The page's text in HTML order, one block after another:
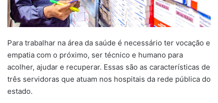
Para trabalhar na área da saúde é necessário ter vocação e
empatia com o próximo, ser técnico e humano para
acolher, ajudar e recuperar. Essas são as características de
três servidoras que atuam nos hospitais da rede pública do
estado.